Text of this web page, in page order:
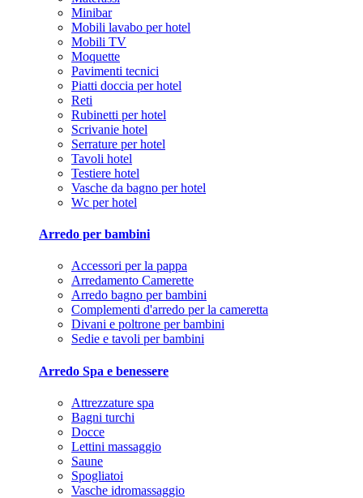
Minibar
Mobili lavabo per hotel
Mobili TV
Moquette
Pavimenti tecnici
Piatti doccia per hotel
Reti
Rubinetti per hotel
Scrivanie hotel
Serrature per hotel
Tavoli hotel
Testiere hotel
Vasche da bagno per hotel
Wc per hotel
Arredo per bambini
Accessori per la pappa
Arredamento Camerette
Arredo bagno per bambini
Complementi d'arredo per la cameretta
Divani e poltrone per bambini
Sedie e tavoli per bambini
Arredo Spa e benessere
Attrezzature spa
Bagni turchi
Docce
Lettini massaggio
Saune
Spogliatoi
Vasche idromassaggio